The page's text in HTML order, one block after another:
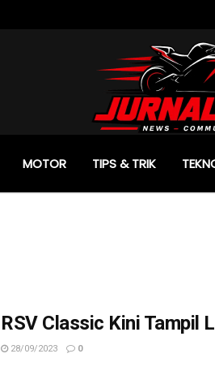
MOTOR TIPS & TRIK
RSV Classic Kini Tampil
28/09/2023 0